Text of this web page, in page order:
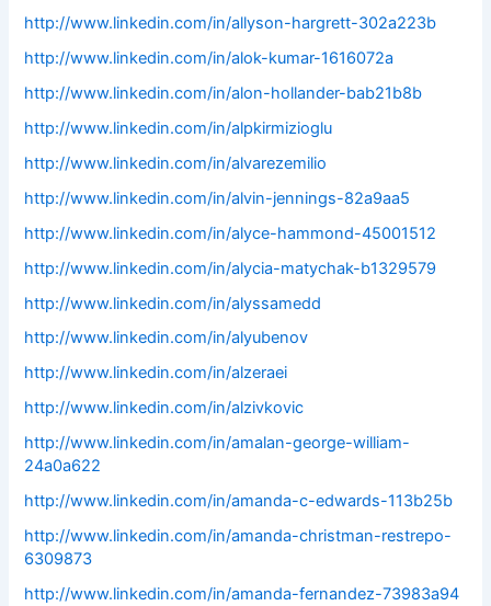
http://www.linkedin.com/in/allyson-hargrett-302a223b
http://www.linkedin.com/in/alok-kumar-1616072a
http://www.linkedin.com/in/alon-hollander-bab21b8b
http://www.linkedin.com/in/alpkirmizioglu
http://www.linkedin.com/in/alvarezemilio
http://www.linkedin.com/in/alvin-jennings-82a9aa5
http://www.linkedin.com/in/alyce-hammond-45001512
http://www.linkedin.com/in/alycia-matychak-b1329579
http://www.linkedin.com/in/alyssamedd
http://www.linkedin.com/in/alyubenov
http://www.linkedin.com/in/alzeraei
http://www.linkedin.com/in/alzivkovic
http://www.linkedin.com/in/amalan-george-william-
24a0a622
http://www.linkedin.com/in/amanda-c-edwards-113b25b
http://www.linkedin.com/in/amanda-christman-restrepo-
6309873
http://www.linkedin.com/in/amanda-fernandez-73983a94